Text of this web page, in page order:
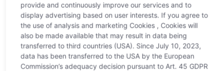
We use a third party service to embed map content
that may collect data about your activity. Please
review the details and accept the service to see this
map.
More Information Accept
provide and continuously improve our services and to
display advertising based on user interests. If you agree to
the use of analysis and marketing Cookies , Cookies will
also be made available that may result in data being
transferred to third countries (USA). Since July 10, 2023,
data has been transferred to the USA by the European
Commission’s adequacy decision pursuant to Art. 45 GDPR